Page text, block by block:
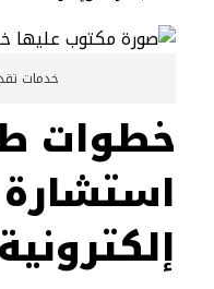
خدمات
خطوات
استشارة
إلكترونية